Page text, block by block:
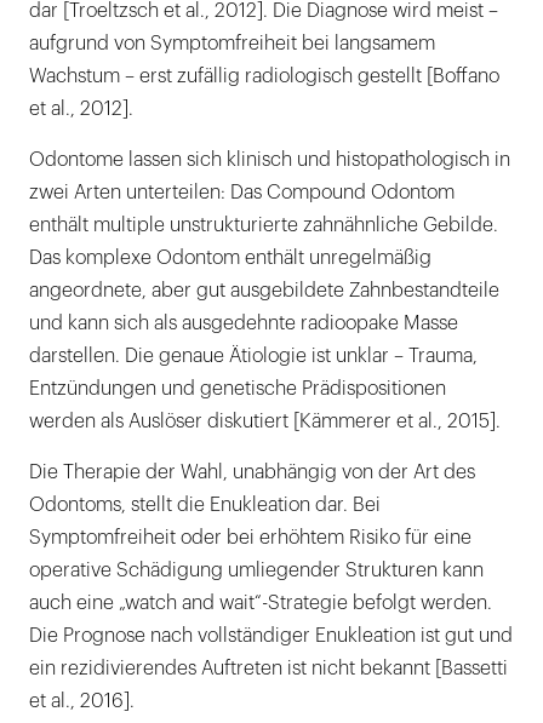
dar [Troeltzsch et al., 2012]. Die Diagnose wird meist –
aufgrund von Symptomfreiheit bei langsamem
Wachstum – erst zufällig radiologisch gestellt [Boffano
et al., 2012].
Odontome lassen sich klinisch und histopathologisch in
zwei Arten unterteilen: Das Compound Odontom
enthält multiple unstrukturierte zahnähnliche Gebilde.
Das komplexe Odontom enthält unregelmäßig
angeordnete, aber gut ausgebildete Zahnbestandteile
und kann sich als ausgedehnte radioopake Masse
darstellen. Die genaue Ätiologie ist unklar – Trauma,
Entzündungen und genetische Prädispositionen
werden als Auslöser diskutiert [Kämmerer et al., 2015].
Die Therapie der Wahl, unabhängig von der Art des
Odontoms, stellt die Enukleation dar. Bei
Symptomfreiheit oder bei erhöhtem Risiko für eine
operative Schädigung umliegender Strukturen kann
auch eine „watch and wait“-Strategie befolgt werden.
Die Prognose nach vollständiger Enukleation ist gut und
ein rezidivierendes Auftreten ist nicht bekannt [Bassetti
et al., 2016].